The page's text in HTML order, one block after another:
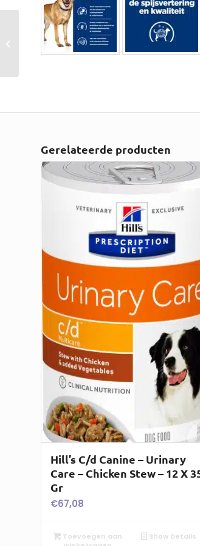
Gerelateerde producten
Hill’s C/d Canine – Urinary
Care – Chicken Stew – 12 X
Gr
€67,08
Toevoegen aan
Show Details
Hi I/d Can – Digestive
Care – Chicken –
Puppy – 8 K...